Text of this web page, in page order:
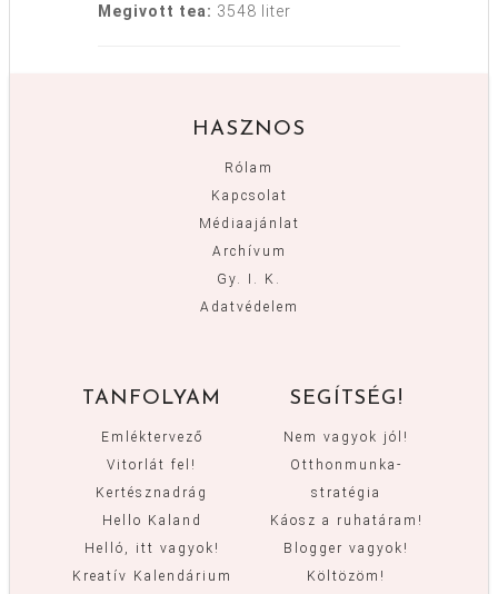
Megivott tea: 3548 liter
HASZNOS
Rólam
Kapcsolat
Médiaajánlat
Archívum
Gy. I. K.
Adatvédelem
TANFOLYAM
Emléktervező
Vitorlát fel!
Kertésznadrág
Hello Kaland
Helló, itt vagyok!
Kreatív Kalendárium
SEGÍTSÉG!
Nem vagyok jól!
Otthonmunka-
stratégia
Káosz a ruhatáram!
Blogger vagyok!
Költözöm!